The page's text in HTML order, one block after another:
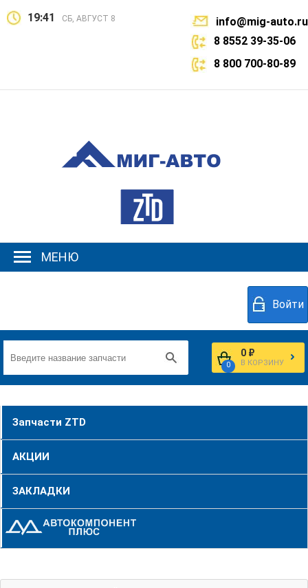
19:41 СБ, АВГУСТ 8
info@mig-auto.ru
8 8552 39-35-06
8 800 700-80-89
МЕНЮ
Войти
0
0 ₽
В КОРЗИНУ
Запчасти ZTD
АКЦИИ
ЗАКЛАДКИ